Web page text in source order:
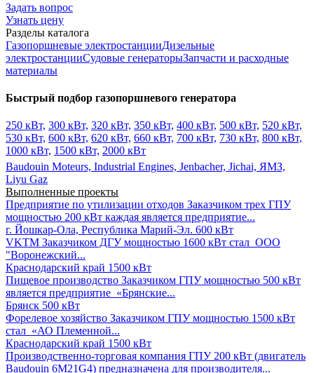
Задать вопрос
Узнать цену
Разделы каталога
Газопоршневые электростанцииДизельные
электростанцииСудовые генераторыЗапчасти и расходные
материалы
Быстрый подбор газопоршневого генератора
250 кВт, 300 кВт, 320 кВт, 350 кВт, 400 кВт, 500 кВт, 520 кВт,
530 кВт, 600 кВт, 620 кВт, 660 кВт, 700 кВт, 730 кВт, 800 кВт,
1000 кВт, 1500 кВт, 2000 кВт
Baudouin Moteurs, Industrial Engines, Jenbacher, Jichai, ЯМЗ,
Liyu Gaz
Выполненные проекты
Предприятие по утилизации отходов Заказчиком трех ГПУ
мощностью 200 кВт каждая является предприятие...
г. Йошкар-Ола, Республика Марий-Эл. 600 кВт
VKTM Заказчиком ДГУ мощностью 1600 кВт стал ООО
"Воронежский...
Краснодарский край 1500 кВт
Пищевое производство Заказчиком ГПУ мощностью 500 кВт
является предприятие «Брянские...
Брянск 500 кВт
Форелевое хозяйство Заказчиком ГПУ мощностью 1500 кВт
стал «АО Племенной...
Краснодарский край 1500 кВт
Производственно-торговая компания ГПУ 200 кВт (двигатель
Baudouin 6M21G4) предназначена для производителя...